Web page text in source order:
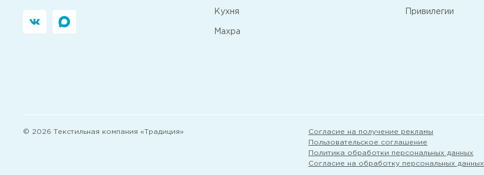
Кухня
Махра
Привилегии
© 2026 Текстильная компания «Традиция»
Согласие на получение рекламы
Пользовательское соглашение
Политика обработки персональных данных
Согласие на обработку персональных данных